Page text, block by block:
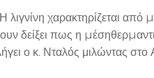
λιγνίνη χαρακτηρίζεται
δείξει πως η
ο κ. Νταλός μιλώντας